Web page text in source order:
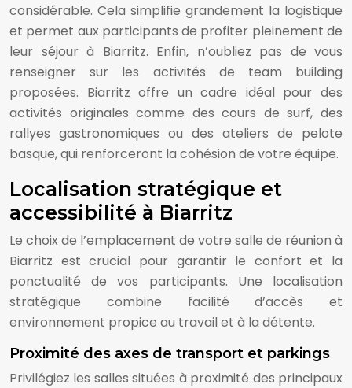
considérable. Cela simplifie grandement la logistique
et permet aux participants de profiter pleinement de
leur séjour à Biarritz. Enfin, n’oubliez pas de vous
renseigner sur les activités de team building
proposées. Biarritz offre un cadre idéal pour des
activités originales comme des cours de surf, des
rallyes gastronomiques ou des ateliers de pelote
basque, qui renforceront la cohésion de votre équipe.
Localisation stratégique et
accessibilité à Biarritz
Le choix de l’emplacement de votre salle de réunion à
Biarritz est crucial pour garantir le confort et la
ponctualité de vos participants. Une localisation
stratégique combine facilité d’accès et
environnement propice au travail et à la détente.
Proximité des axes de transport et parkings
Privilégiez les salles situées à proximité des principaux